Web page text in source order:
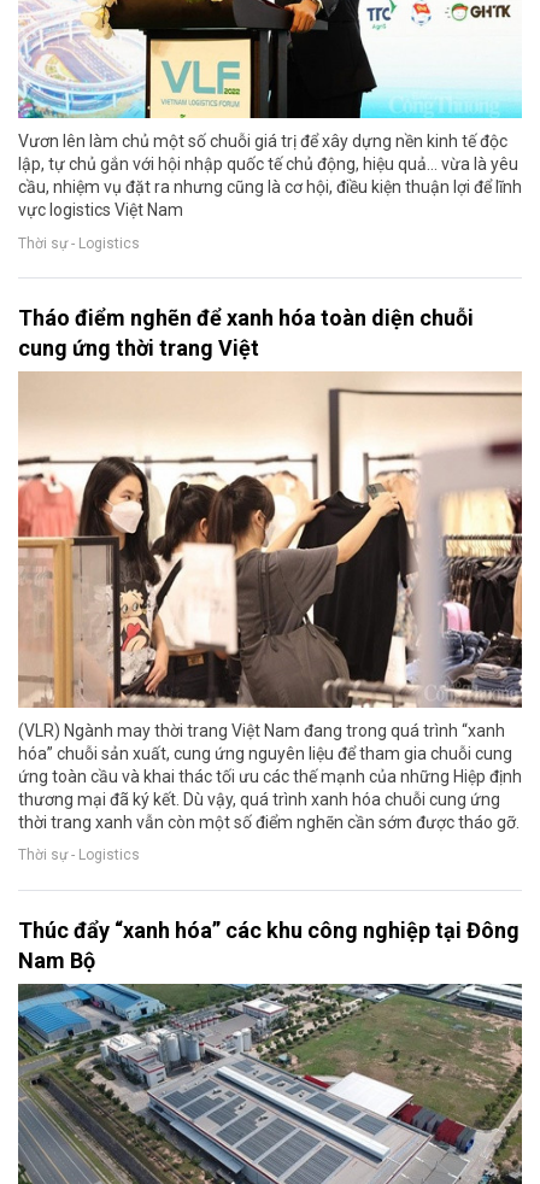
Vươn lên làm chủ một số chuỗi giá trị để xây dựng nền kinh tế độc
lập, tự chủ gắn với hội nhập quốc tế chủ động, hiệu quả... vừa là yêu
cầu, nhiệm vụ đặt ra nhưng cũng là cơ hội, điều kiện thuận lợi để lĩnh
vực logistics Việt Nam
Thời sự - Logistics
Tháo điểm nghẽn để xanh hóa toàn diện chuỗi
cung ứng thời trang Việt
(VLR) Ngành may thời trang Việt Nam đang trong quá trình “xanh
hóa” chuỗi sản xuất, cung ứng nguyên liệu để tham gia chuỗi cung
ứng toàn cầu và khai thác tối ưu các thế mạnh của những Hiệp định
thương mại đã ký kết. Dù vậy, quá trình xanh hóa chuỗi cung ứng
thời trang xanh vẫn còn một số điểm nghẽn cần sớm được tháo gỡ.
Thời sự - Logistics
Thúc đẩy “xanh hóa” các khu công nghiệp tại Đông
Nam Bộ